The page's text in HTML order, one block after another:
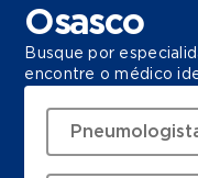
Osasco
Busque por
encontre o médico